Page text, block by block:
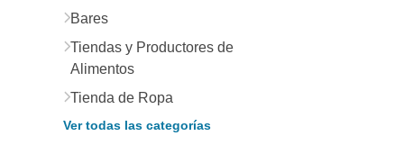
Bares
Tiendas y Productores de
Alimentos
Tienda de Ropa
Ver todas las categorías